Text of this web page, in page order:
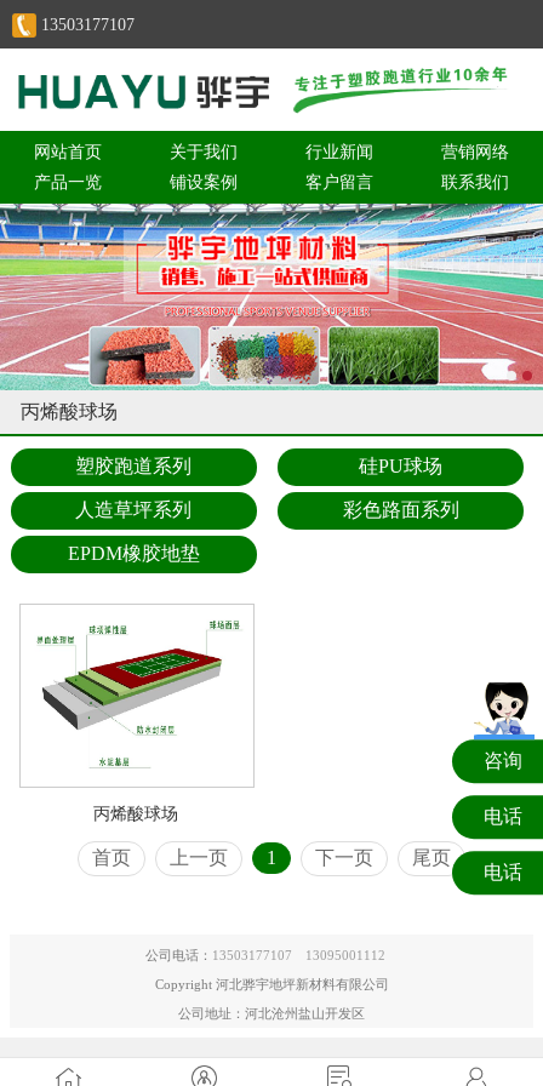
13503177107
网站首页 关于我们 行业新闻
营销网络
产品一览
铺设案例 客户留言 联系我们
丙烯酸球场
塑胶跑道系列 硅PU球场
人造草坪系列 彩色路面系列
EPDM橡胶地垫
丙烯酸球场
首页 上一页 1 下一页 尾页
公司电话： 13503177107
13095001112
Copyright 河北骅宇地坪新材料有限公司
公司地址：河北沧州盐山开发区
咨询
电话
电话